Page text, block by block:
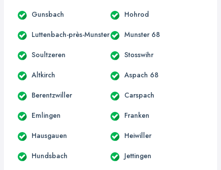
Gunsbach Hohrod
Luttenbach-près-Munster Munster 68
Soultzeren Stosswihr
Altkirch Aspach 68
Berentzwiller Carspach
Emlingen Franken
Hausgauen Heiwiller
Hundsbach Jettingen